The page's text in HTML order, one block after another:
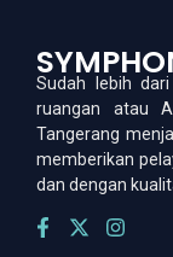
Sudah lebih
ruangan atau
Tangerang
memberikan
dan dengan